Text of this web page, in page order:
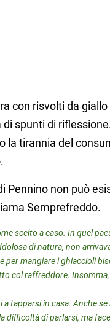
con risvolti da
di spunti di
la tirannia del
Pennino non può
Semprefreddo.
scelto a caso. In quel
di natura, non
per mangiare i ghiaccioli
col raffreddore.
tapparsi in casa. Anche
difficoltà di parlarsi, ma